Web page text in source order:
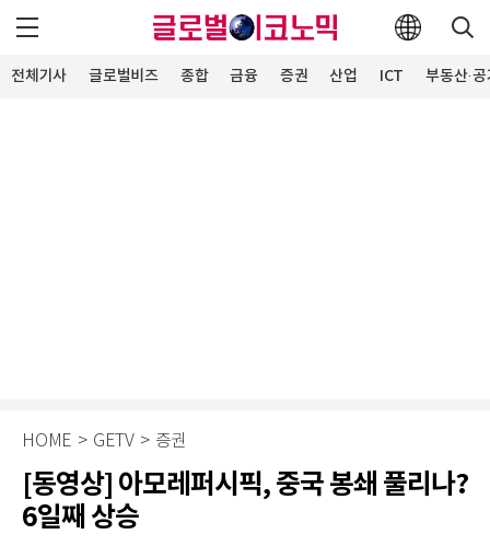
전체기사 글로벌비즈 종합 금융 증권 산업 ICT 부동산·
HOME > GETV > 증권
[동영상] 아모레퍼시픽, 중국 봉쇄 풀리나?
6일째 상승